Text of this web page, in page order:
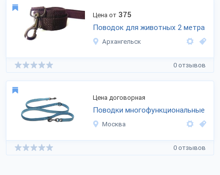
Цена от 375
Поводок для животных 2 метра
Архангельск
0 отзывов
Цена договорная
Поводки многофункциональные
Москва
0 отзывов